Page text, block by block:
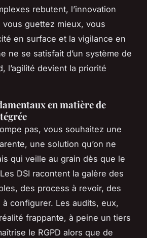
rebutent, l’innovation
guettez mieux, vous
en surface et la vigilance en
ne se satisfait d’un système de
l’agilité devient la priorité
en matière de
pas, vous souhaitez une
une solution qu’on ne
qui veille au grain dès que le
DSI racontent la galère des
des process à revoir, des
configurer. Les audits, eux,
frappante, à peine un tiers
le RGPD alors que de